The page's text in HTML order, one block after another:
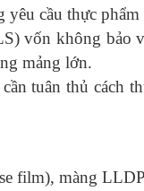
cầu thực
vốn không bảo
mảng lớn.
tuân thủ cách
film), màng